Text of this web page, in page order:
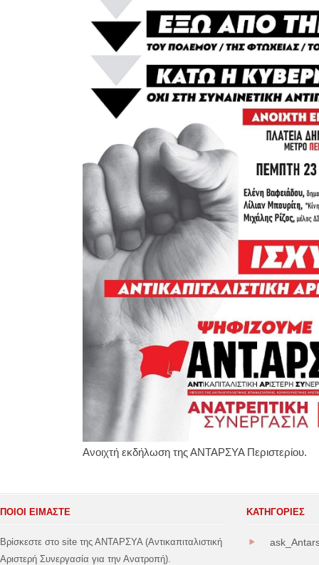
Ανοιχτή εκδήλωση της ΑΝΤΑΡΣΥΑ Περιστερίου.
ΠΟΙΟΙ ΕΙΜΑΣΤΕ
Βρίσκεστε στο site της ΑΝΤΑΡΣΥΑ (Αντικαπιταλιστική
Αριστερή Συνεργασία για την Ανατροπή).
ΚΑΤΗΓΟΡΊΕΣ